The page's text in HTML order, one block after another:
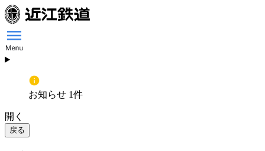
お知らせ 1件
開く
戻る